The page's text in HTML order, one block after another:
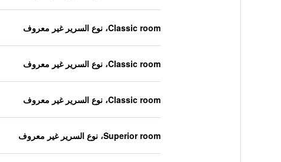
Classic room، نوع السرير غير معروف
Classic room، نوع السرير غير معروف
Classic room، نوع السرير غير معروف
Superior room، نوع السرير غير معروف